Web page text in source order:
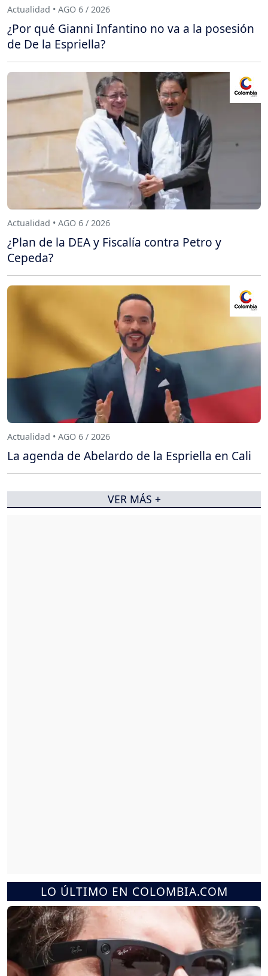
LO ÚLTIMO EN COLOMBIA.COM
Actualidad • AGO 6 / 2026
¿Por qué Gianni Infantino no va a la posesión
de De la Espriella?
Actualidad • AGO 6 / 2026
¿Plan de la DEA y Fiscalía contra Petro y
Cepeda?
Actualidad • AGO 6 / 2026
La agenda de Abelardo de la Espriella en Cali
VER MÁS +